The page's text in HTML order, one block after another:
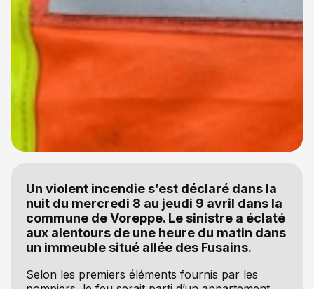
Un violent incendie s’est déclaré dans la
nuit du mercredi 8 au jeudi 9 avril dans la
commune de Voreppe. Le sinistre a éclaté
aux alentours de une heure du matin dans
un immeuble situé allée des Fusains.
Selon les premiers éléments fournis par les